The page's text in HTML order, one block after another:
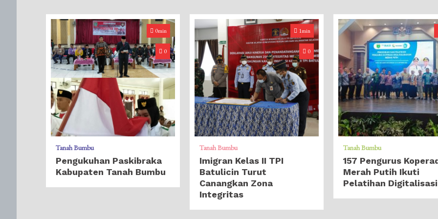
0min
0
Tanah Bumbu
Pengukuhan Paskibraka
Kabupaten Tanah Bumbu
1min
0
Tanah Bumbu
Imigran Kelas II TPI
Batulicin Turut
Canangkan Zona
Integritas
Tanah Bumbu
157 Pengurus
Merah Putih Ikuti
Pelatihan Digitalisasi